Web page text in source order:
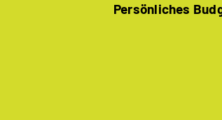
Persönliches